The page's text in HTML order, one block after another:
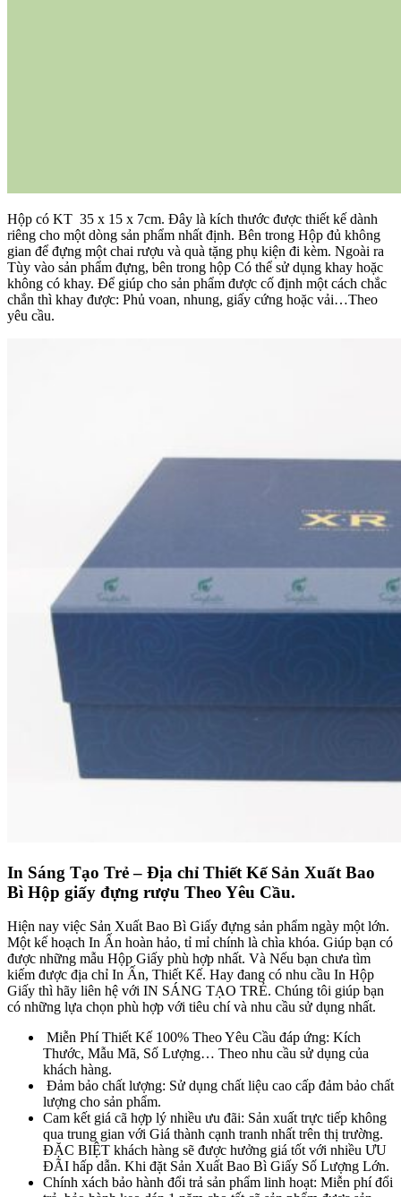
Hộp có KT 35 x 15 x 7cm. Đây là kích thước được thiết kế dành
riêng cho một dòng sản phẩm nhất định. Bên trong Hộp đủ không
gian để đựng một chai rượu và quà tặng phụ kiện đi kèm. Ngoài ra
Tùy vào sản phẩm đựng, bên trong hộp Có thể sử dụng khay hoặc
không có khay. Để giúp cho sản phẩm được cố định một cách chắc
chắn thì khay được: Phủ voan, nhung, giấy cứng hoặc vải…Theo
yêu cầu.
In Sáng Tạo Trẻ – Địa chỉ Thiết Kế Sản Xuất Bao
Bì Hộp giấy đựng rượu Theo Yêu Cầu.
Hiện nay việc Sản Xuất Bao Bì Giấy đựng sản phẩm ngày một lớn.
Một kế hoạch In Ấn hoàn hảo, tỉ mỉ chính là chìa khóa. Giúp bạn có
được những mẫu Hộp Giấy phù hợp nhất. Và Nếu bạn chưa tìm
kiếm được địa chỉ In Ấn, Thiết Kế. Hay đang có nhu cầu In Hộp
Giấy thì hãy liên hệ với IN SÁNG TẠO TRẺ. Chúng tôi giúp bạn
có những lựa chọn phù hợp với tiêu chí và nhu cầu sử dụng nhất.
Miễn Phí Thiết Kế 100% Theo Yêu Cầu đáp ứng: Kích
Thước, Mẫu Mã, Số Lượng… Theo nhu cầu sử dụng của
khách hàng.
Đảm bảo chất lượng: Sử dụng chất liệu cao cấp đảm bảo chất
lượng cho sản phẩm.
Cam kết giá cã hợp lý nhiều ưu đãi: Sản xuất trực tiếp không
qua trung gian với Giá thành cạnh tranh nhất trên thị trường.
ĐẶC BIỆT khách hàng sẽ được hưởng giá tốt với nhiều ƯU
ĐÃI hấp dẫn. Khi đặt Sản Xuất Bao Bì Giấy Số Lượng Lớn.
Chính xách bảo hành đổi trả sản phẩm linh hoạt: Miễn phí đổi